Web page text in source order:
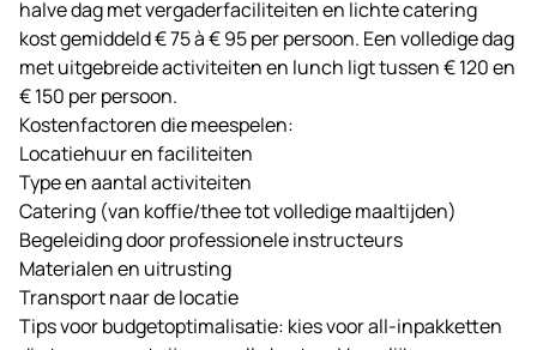
halve dag met vergaderfaciliteiten en lichte catering
kost gemiddeld € 75 à € 95 per persoon. Een volledige dag
met uitgebreide activiteiten en lunch ligt tussen € 120 en
€ 150 per persoon.
Kostenfactoren die meespelen:
Locatiehuur en faciliteiten
Type en aantal activiteiten
Catering (van koffie/thee tot volledige maaltijden)
Begeleiding door professionele instructeurs
Materialen en uitrusting
Transport naar de locatie
Tips voor budgetoptimalisatie: kies voor all-inpakketten